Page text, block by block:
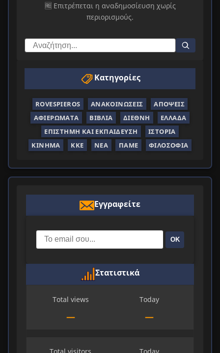
🆓 Επιτρέπεται η αναδημοσίευση χωρίς
περιορισμούς.
Κατηγορίες
ROVESPIEROS ΑΝΑΚΟΙΝΏΣΕΙΣ
ΑΠΌΨΕΙΣ
ΑΦΙΕΡΏΜΑΤΑ
ΒΙΒΛΊΑ ΔΙΕΘΝΉ
ΕΛΛΆΔΑ
ΕΠΙΣΤΉΜΗ ΚΑΙ ΕΚΠΑΊΔΕΥΣΗ
ΙΣΤΟΡΊΑ
ΚΊΝΗΜΑ
ΚΚΕ ΝΈΑ ΠΑΜΕ ΦΙΛΟΣΟΦΊΑ
Εγγραφείτε
ΟΚ
Στατιστικά
Total views
—
Today
—